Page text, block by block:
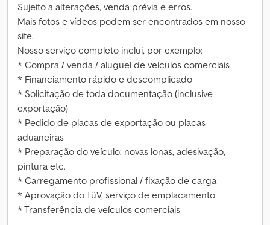
Sujeito a alterações, venda prévia e erros.
Mais fotos e vídeos podem ser encontrados em nosso
site.
Nosso serviço completo inclui, por exemplo:
* Compra / venda / aluguel de veículos comerciais
* Financiamento rápido e descomplicado
* Solicitação de toda documentação (inclusive
exportação)
* Pedido de placas de exportação ou placas
aduaneiras
* Preparação do veículo: novas lonas, adesivação,
pintura etc.
* Carregamento profissional / fixação de carga
* Aprovação do TüV, serviço de emplacamento
* Transferência de veículos comerciais